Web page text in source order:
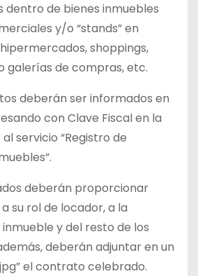
dentro de bienes inmuebles
y/o “stands” en
shoppings,
galerías de compras, etc.
deberán ser informados en
con Clave Fiscal en la
servicio “Registro de
deberán proporcionar
su rol de locador, a la
y del resto de los
deberán adjuntar en un
el contrato celebrado.